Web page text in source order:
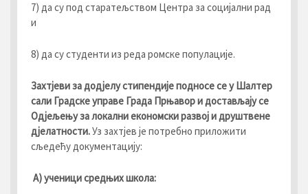
7) да су под старатељством Центра за социјални рад
и
8) да су студенти из реда ромске популације.
Захтјеви за додјелу стипендије подносе се у Шалтер
сали Градске управе Града Прњавор и достављају се
Одјељењу за локални економски развој и друштвене
дјелатности.Уз захтјев је потребно приложити
сљедећу документацију:
А) ученици средњих школа: